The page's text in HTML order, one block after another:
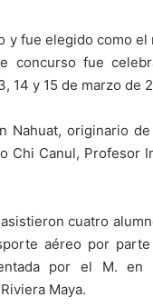
y fue elegido como
concurso fue
14 y 15 de marzo de
Nahuat, originario
Chi Canul, Profesor
cuatro
aéreo por
por el M. en
Maya.